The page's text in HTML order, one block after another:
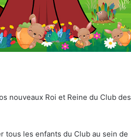
nouveaux Roi et Reine du Club des
tous les enfants du Club au sein de